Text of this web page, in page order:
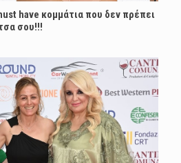
have κομμάτια που δεν πρέπει
σου!!!